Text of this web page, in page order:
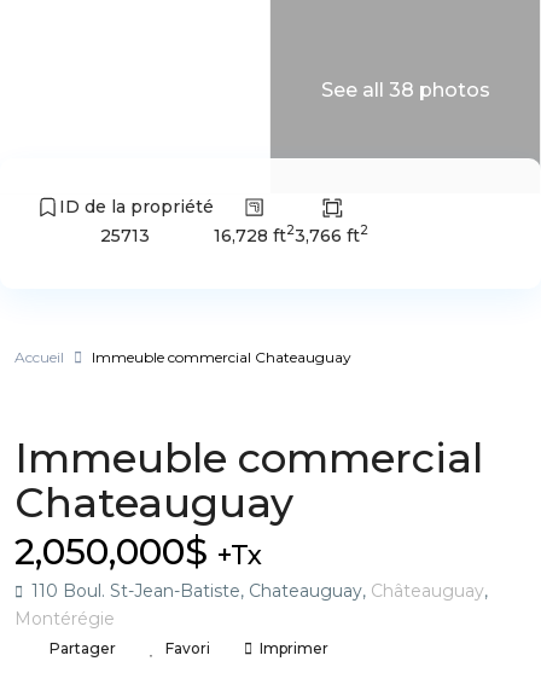
See all 38 photos
ID de la propriété
25713
16,728 ft23,766 ft2
Accueil Immeuble commercial Chateauguay
Immeuble commercial
Chateauguay
2,050,000$ +Tx
110 Boul. St-Jean-Batiste, Chateauguay, Châteauguay,
Montérégie
Partager Favori Imprimer